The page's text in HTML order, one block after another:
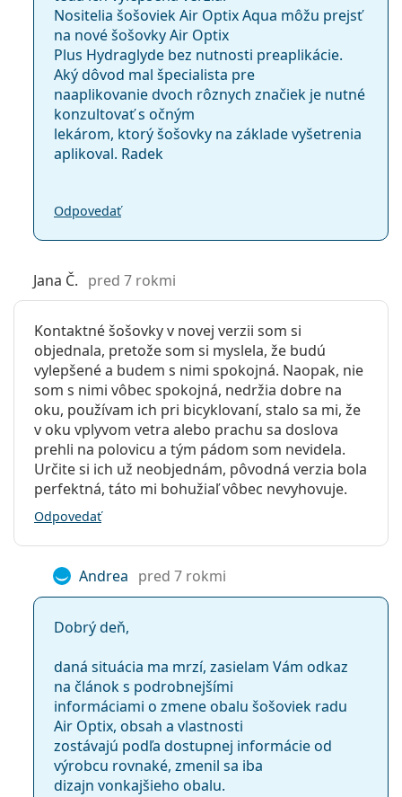
Nositelia šošoviek Air Optix Aqua môžu prejsť
na nové šošovky Air Optix
Plus Hydraglyde bez nutnosti preaplikácie.
Aký dôvod mal špecialista pre
naaplikovanie dvoch rôznych značiek je nutné
konzultovať s očným
lekárom, ktorý šošovky na základe vyšetrenia
aplikoval. Radek
Odpovedať
Jana Č. pred 7 rokmi
Kontaktné šošovky v novej verzii som si
objednala, pretože som si myslela, že budú
vylepšené a budem s nimi spokojná. Naopak, nie
som s nimi vôbec spokojná, nedržia dobre na
oku, používam ich pri bicyklovaní, stalo sa mi, že
v oku vplyvom vetra alebo prachu sa doslova
prehli na polovicu a tým pádom som nevidela.
Určite si ich už neobjednám, pôvodná verzia bola
perfektná, táto mi bohužiaľ vôbec nevyhovuje.
Odpovedať
Andrea pred 7 rokmi
Dobrý deň,
daná situácia ma mrzí, zasielam Vám odkaz
na článok s podrobnejšími
informáciami o zmene obalu šošoviek radu
Air Optix, obsah a vlastnosti
zostávajú podľa dostupnej informácie od
výrobcu rovnaké, zmenil sa iba
dizajn vonkajšieho obalu.